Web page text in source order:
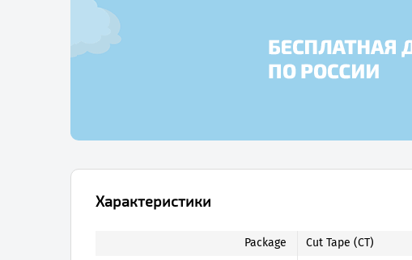
Характеристики
Package
Cut Tape (CT)